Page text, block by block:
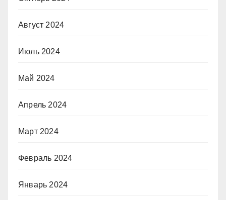
Август 2024
Июль 2024
Май 2024
Апрель 2024
Март 2024
Февраль 2024
Январь 2024